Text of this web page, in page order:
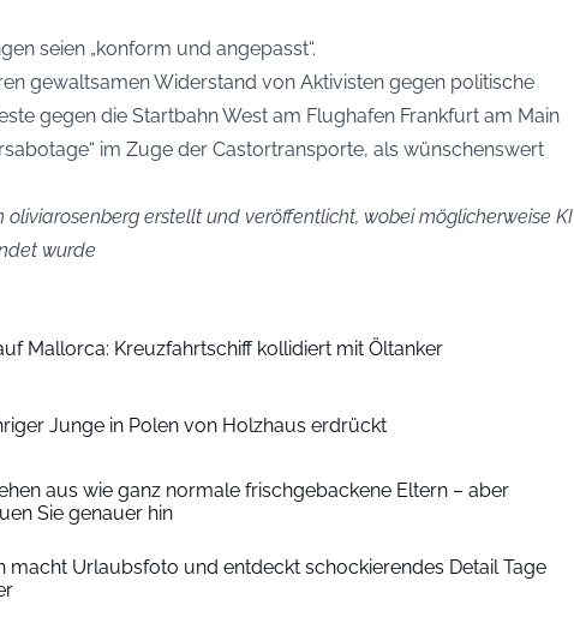
seien „konform und angepasst“.
gewaltsamen Widerstand von Aktivisten gegen politische
gegen die Startbahn West am Flughafen Frankfurt am Main
im Zuge der Castortransporte, als wünschenswert
oliviarosenberg erstellt und veröffentlicht, wobei möglicherweise KI
wurde
Mallorca: Kreuzfahrtschiff kollidiert mit Öltanker
Junge in Polen von Holzhaus erdrückt
aus wie ganz normale frischgebackene Eltern – aber
Sie genauer hin
macht Urlaubsfoto und entdeckt schockierendes Detail Tage